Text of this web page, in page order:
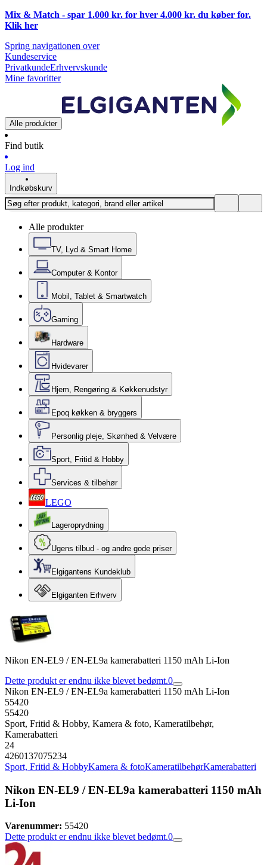
Mix & Match - spar 1.000 kr. for hver 4.000 kr. du køber for.
Klik her
Spring navigationen over
Kundeservice
PrivatkundeErhvervskunde
Mine favoritter
Alle produkter
Find butik
Log ind
Indkøbskurv
Alle produkter
TV, Lyd & Smart Home
Computer & Kontor
Mobil, Tablet & Smartwatch
Gaming
Hardware
Hvidevarer
Hjem, Rengøring & Køkkenudstyr
Epoq køkken & bryggers
Personlig pleje, Skønhed & Velvære
Sport, Fritid & Hobby
Services & tilbehør
LEGO
Lageroprydning
Ugens tilbud - og andre gode priser
Elgigantens Kundeklub
Elgiganten Erhverv
Nikon EN-EL9 / EN-EL9a kamerabatteri 1150 mAh Li-Ion
Dette produkt er endnu ikke blevet bedømt.0
Nikon EN-EL9 / EN-EL9a kamerabatteri 1150 mAh Li-Ion
55420
55420
Sport, Fritid & Hobby, Kamera & foto, Kameratilbehør,
Kamerabatteri
24
4260137075234
Sport, Fritid & HobbyKamera & fotoKameratilbehørKamerabatteri
Nikon EN-EL9 / EN-EL9a kamerabatteri 1150 mAh
Li-Ion
Varenummer: 55420
Dette produkt er endnu ikke blevet bedømt.0